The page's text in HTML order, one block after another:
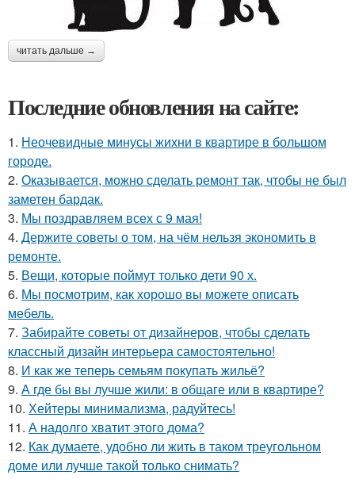
читать дальше →
Последние обновления на сайте:
1. Неочевидные минусы жихни в квартире в большом
городе.
2. Оказывается, можно сделать ремонт так, чтобы не был
заметен бардак.
3. Мы поздравляем всех с 9 мая!
4. Держите советы о том, на чём нельзя экономить в
ремонте.
5. Вещи, которые поймут только дети 90 х.
6. Мы посмотрим, как хорошо вы можете описать
мебель.
7. Забирайте советы от дизайнеров, чтобы сделать
классный дизайн интерьера самостоятельно!
8. И как же теперь семьям покупать жильё?
9. А где бы вы лучше жили: в общаге или в квартире?
10. Хейтеры минимализма, радуйтесь!
11. А надолго хватит этого дома?
12. Как думаете, удобно ли жить в таком треугольном
доме или лучше такой только снимать?